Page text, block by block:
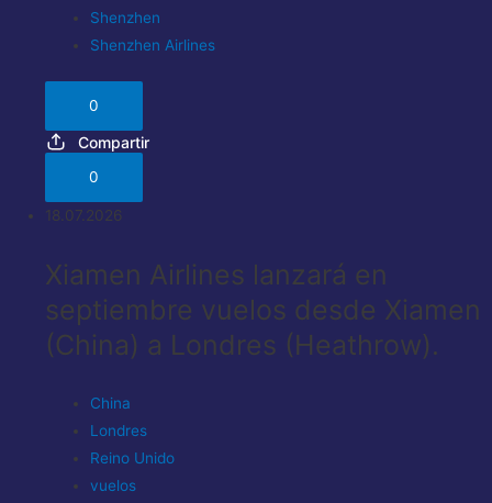
Shenzhen
Shenzhen Airlines
0
Compartir
0
18.07.2026
Xiamen Airlines lanzará en
septiembre vuelos desde Xiamen
(China) a Londres (Heathrow).
China
Londres
Reino Unido
vuelos